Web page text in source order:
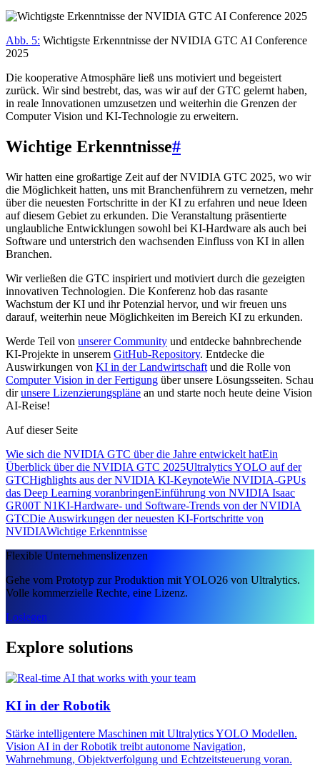
Abb. 5: Wichtigste Erkenntnisse der NVIDIA GTC AI Conference
2025
Die kooperative Atmosphäre ließ uns motiviert und begeistert
zurück. Wir sind bestrebt, das, was wir auf der GTC gelernt haben,
in reale Innovationen umzusetzen und weiterhin die Grenzen der
Computer Vision und KI-Technologie zu erweitern.
Wichtige Erkenntnisse#
Wir hatten eine großartige Zeit auf der NVIDIA GTC 2025, wo wir
die Möglichkeit hatten, uns mit Branchenführern zu vernetzen, mehr
über die neuesten Fortschritte in der KI zu erfahren und neue Ideen
auf diesem Gebiet zu erkunden. Die Veranstaltung präsentierte
unglaubliche Entwicklungen sowohl bei KI-Hardware als auch bei
Software und unterstrich den wachsenden Einfluss von KI in allen
Branchen.
Wir verließen die GTC inspiriert und motiviert durch die gezeigten
innovativen Technologien. Die Konferenz hob das rasante
Wachstum der KI und ihr Potenzial hervor, und wir freuen uns
darauf, weiterhin neue Möglichkeiten im Bereich KI zu erkunden.
Werde Teil von unserer Community und entdecke bahnbrechende
KI-Projekte in unserem GitHub-Repository. Entdecke die
Auswirkungen von KI in der Landwirtschaft und die Rolle von
Computer Vision in der Fertigung über unsere Lösungsseiten. Schau
dirunsere Lizenzierungspläne an und starte noch heute deine Vision
AI-Reise!
Auf dieser Seite
Wie sich die NVIDIA GTC über die Jahre entwickelt hatEin
Überblick über die NVIDIA GTC 2025Ultralytics YOLO auf der
GTCHighlights aus der NVIDIA KI-KeynoteWie NVIDIA-GPUs
das Deep Learning voranbringenEinführung von NVIDIA Isaac
GR00T N1KI-Hardware- und Software-Trends von der NVIDIA
GTCDie Auswirkungen der neuesten KI-Fortschritte von
NVIDIAWichtige Erkenntnisse
Flexible Unternehmenslizenzen
Gehe vom Prototyp zur Produktion mit YOLO26 von Ultralytics.
Volle kommerzielle Rechte, eine Lizenz.
Loslegen
Explore solutions
KI in der Robotik
Stärke intelligentere Maschinen mit Ultralytics YOLO Modellen.
Vision AI in der Robotik treibt autonome Navigation,
Wahrnehmung, Objektverfolgung und Echtzeitsteuerung voran.